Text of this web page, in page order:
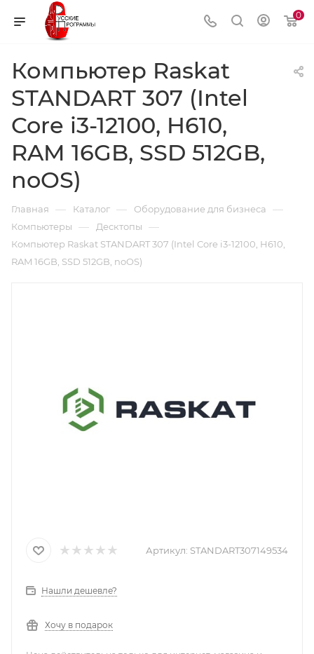
0
Компьютер Raskat
STANDART 307 (Intel
Core i3-12100, H610,
RAM 16GB, SSD 512GB,
noOS)
Главная — Каталог — Оборудование для бизнеса —
Компьютеры — Десктопы —
Компьютер Raskat STANDART 307 (Intel Core i3-12100, H610,
RAM 16GB, SSD 512GB, noOS)
Артикул: STANDART307149534
Нашли дешевле?
Хочу в подарок